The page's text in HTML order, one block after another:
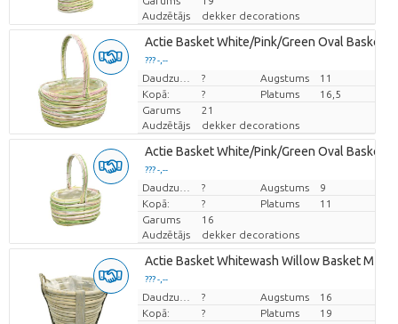
Audzētājs
dekker decorations
Actie Basket White/Pink/Green Oval Basket
??? -,--
Cena par vienību
? Augstums
11
Kopā:
? Platums
16,5
Garums
21
Audzētājs
dekker decorations
Actie Basket White/Pink/Green Oval Basket
??? -,--
Cena par vienību
? Augstums
9
Kopā:
? Platums
11
Garums
16
Audzētājs
dekker decorations
Actie Basket Whitewash Willow Basket M
??? -,--
Cena par vienību
? Augstums
16
Kopā:
? Platums
19